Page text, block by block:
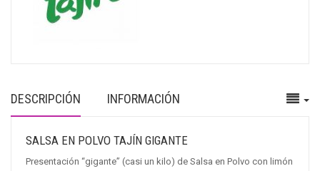
DESCRIPCIÓN INFORMACIÓN
SALSA EN POLVO TAJÍN GIGANTE
Presentación “gigante” (casi un kilo) de Salsa en Polvo con limón